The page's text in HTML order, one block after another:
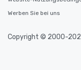
Werben Sie bei uns
Copyright © 2000-